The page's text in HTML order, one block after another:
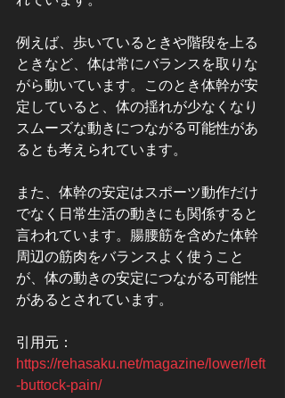
例えば、歩いているときや階段を上る
ときなど、体は常にバランスを取りな
がら動いています。このとき体幹が安
定していると、体の揺れが少なくなり
スムーズな動きにつながる可能性があ
るとも考えられています。
また、体幹の安定はスポーツ動作だけ
でなく日常生活の動きにも関係すると
言われています。腸腰筋を含めた体幹
周辺の筋肉をバランスよく使うこと
が、体の動きの安定につながる可能性
があるとされています。
引用元：
https://rehasaku.net/magazine/lower/left
-buttock-pain/